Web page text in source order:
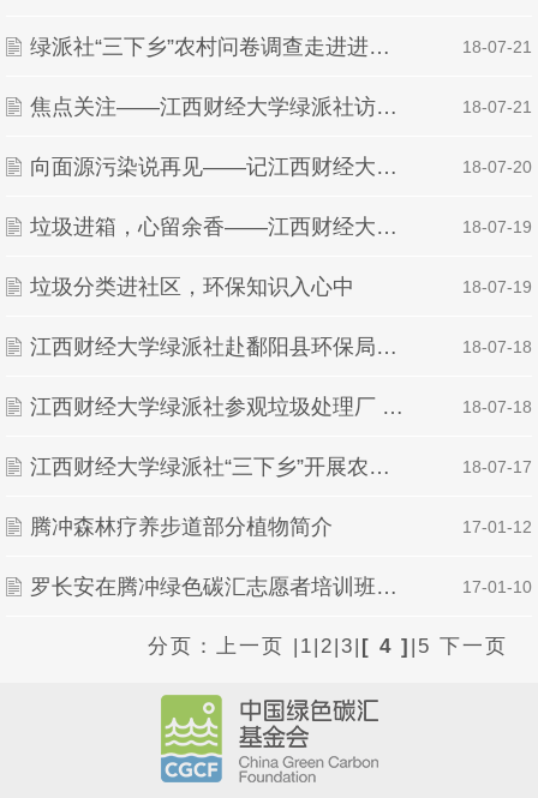
绿派社“三下乡”农村问卷调查走进进贤县 | 18-07-21
焦点关注——江西财经大学绿派社访谈李渡镇镇政府 | 18-07-21
向面源污染说再见——记江西财经大学绿派社赴进贤县衙前乡广场宣传活动 | 18-07-20
垃圾进箱，心留余香——江西财经大学绿派社赴双港中心小学开展主题环教 | 18-07-19
垃圾分类进社区，环保知识入心中 | 18-07-19
江西财经大学绿派社赴鄱阳县环保局访谈 | 18-07-18
江西财经大学绿派社参观垃圾处理厂 及检测水质状况 | 18-07-18
江西财经大学绿派社“三下乡”开展农村问卷调查 | 18-07-17
腾冲森林疗养步道部分植物简介 | 17-01-12
罗长安在腾冲绿色碳汇志愿者培训班上的讲课资料回放 | 17-01-10
分页： 上一页 | 1| 2|3| [ 4 ] | 5 下一页